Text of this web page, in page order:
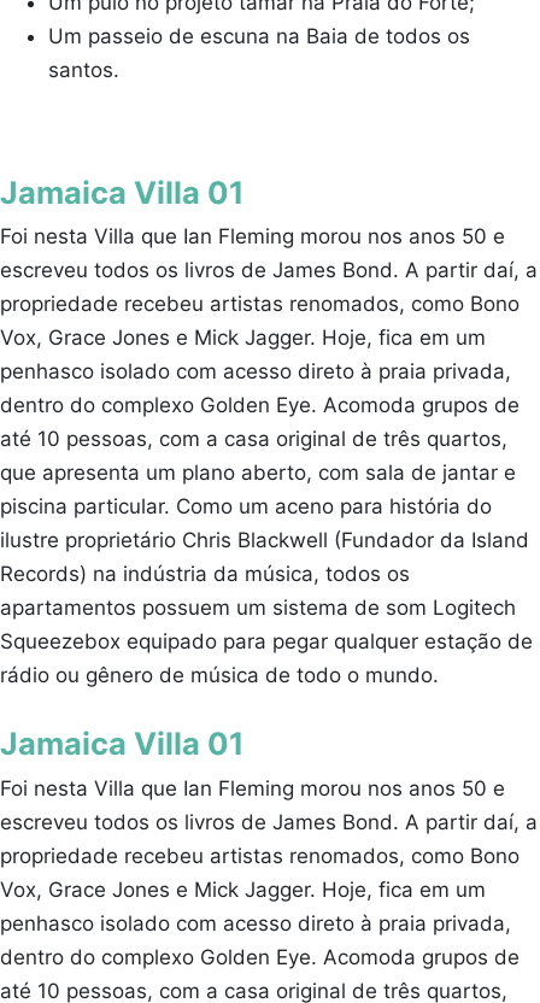
Um passeio de escuna na Baia de todos os
santos.
Jamaica Villa 01
Foi nesta Villa que Ian Fleming morou nos anos 50 e
escreveu todos os livros de James Bond. A partir daí, a
propriedade recebeu artistas renomados, como Bono
Vox, Grace Jones e Mick Jagger. Hoje, fica em um
penhasco isolado com acesso direto à praia privada,
dentro do complexo Golden Eye. Acomoda grupos de
até 10 pessoas, com a casa original de três quartos,
que apresenta um plano aberto, com sala de jantar e
piscina particular. Como um aceno para história do
ilustre proprietário Chris Blackwell (Fundador da Island
Records) na indústria da música, todos os
apartamentos possuem um sistema de som Logitech
Squeezebox equipado para pegar qualquer estação de
rádio ou gênero de música de todo o mundo.
Jamaica Villa 01
Foi nesta Villa que Ian Fleming morou nos anos 50 e
escreveu todos os livros de James Bond. A partir daí, a
propriedade recebeu artistas renomados, como Bono
Vox, Grace Jones e Mick Jagger. Hoje, fica em um
penhasco isolado com acesso direto à praia privada,
dentro do complexo Golden Eye. Acomoda grupos de
até 10 pessoas, com a casa original de três quartos,